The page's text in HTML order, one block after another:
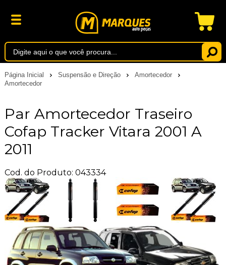
Página Inicial Suspensão e Direção
Amortecedor
Amortecedor
Par Amortecedor Traseiro
Cofap Tracker Vitara 2001 A
2011
Cod. do Produto: 043334